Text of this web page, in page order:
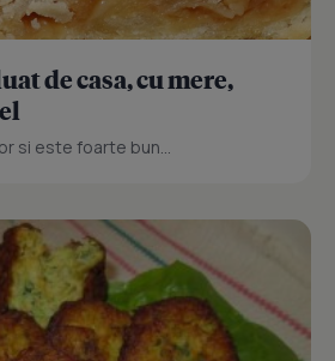
de casa, cu mere,
si este foarte bun...